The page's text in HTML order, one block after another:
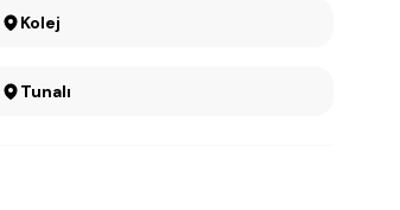
Kolej
Tunalı